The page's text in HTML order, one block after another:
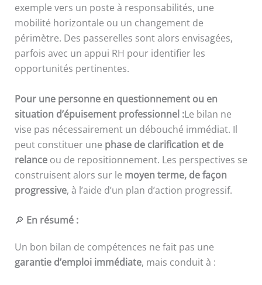
exemple vers un poste à responsabilités, une
mobilité horizontale ou un changement de
périmètre. Des passerelles sont alors envisagées,
parfois avec un appui RH pour identifier les
opportunités pertinentes.
Pour une personne en questionnement ou en
situation d’épuisement professionnel :Le bilan ne
vise pas nécessairement un débouché immédiat. Il
peut constituer une phase de clarification et de
relance ou de repositionnement. Les perspectives se
construisent alors sur le moyen terme, de façon
progressive, à l’aide d’un plan d’action progressif.
🔎 En résumé :
Un bon bilan de compétences ne fait pas une
garantie d’emploi immédiate, mais conduit à :